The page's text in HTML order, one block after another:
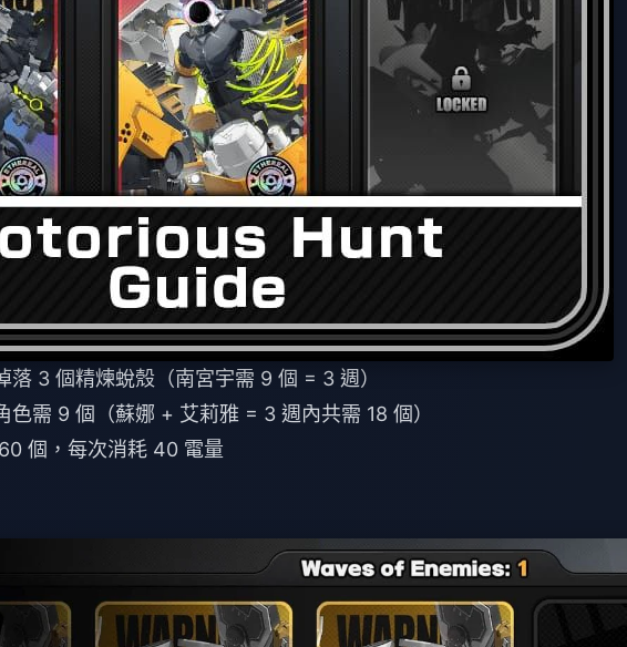
落 3 個精煉蛻殼（南宮宇需 9 個 = 3 週）
色需 9 個（蘇娜 + 艾莉雅 = 3 週內共需 18 個）
個，每次消耗 40 電量